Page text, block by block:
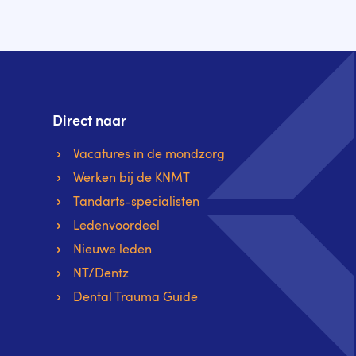
Direct naar
Vacatures in de mondzorg
Werken bij de KNMT
Tandarts-specialisten
Ledenvoordeel
Nieuwe leden
NT/Dentz
Dental Trauma Guide